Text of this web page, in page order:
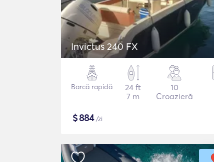
Invictus 240 FX
Barcă rapidă
24 ft
7 m
10
Croazieră
$884/zi